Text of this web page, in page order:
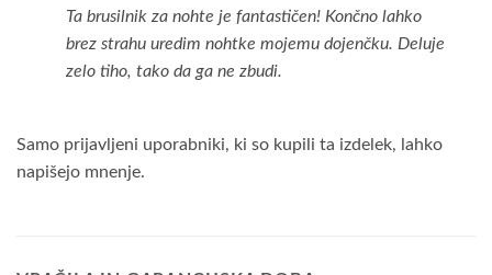
Ta brusilnik za nohte je fantastičen! Končno lahko
brez strahu uredim nohtke mojemu dojenčku. Deluje
zelo tiho, tako da ga ne zbudi.
Samo prijavljeni uporabniki, ki so kupili ta izdelek, lahko
napišejo mnenje.